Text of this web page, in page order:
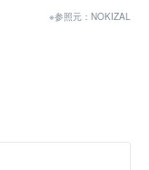
※参照元：NOKIZAL